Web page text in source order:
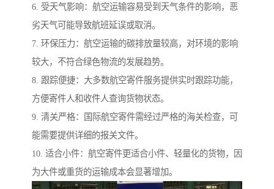
6. 受天气影响：航空运输容易受到天气条件的影响，恶
劣天气可能导致航班延误或取消。
7. 环保压力：航空运输的碳排放量较高，对环境的影响
较大，不符合绿色物流的发展趋势。
8. 跟踪便捷：大多数航空寄件服务提供实时跟踪功能，
方便寄件人和收件人查询货物状态。
9. 清关严格：国际航空寄件需经过严格的海关检查，可
能需要提供详细的报关文件。
10. 适合小件：航空寄件更适合小件、轻量化的货物，因
为大件或重货的运输成本会显著增加。